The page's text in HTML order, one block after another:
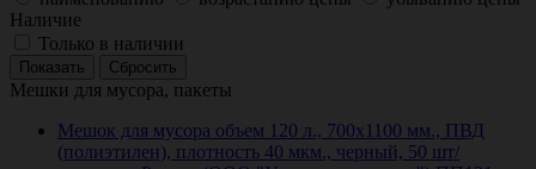
Наличие
Только в наличии
Мешки для мусора, пакеты
Мешок для мусора объем 120 л., 700х1100 мм., ПВД
(полиэтилен), плотность 40 мкм., черный, 50 шт/